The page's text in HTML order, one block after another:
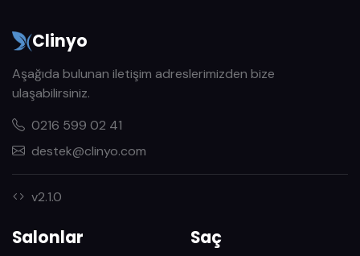
Clinyo
Aşağıda bulunan iletişim adreslerimizden bize
ulaşabilirsiniz.
0216 599 02 41
destek@clinyo.com
v2.1.0
Salonlar Saç